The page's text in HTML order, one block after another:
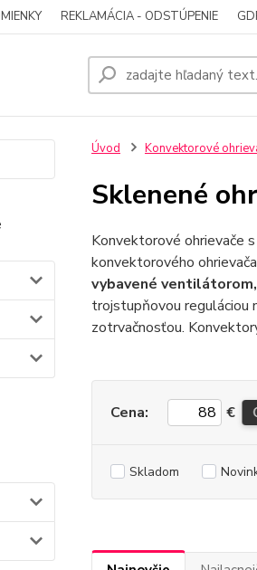
REKLAMÁCIA - ODSTÚPENIE
Úvod Konvektorové
Sklenené
Konvektorové ohrievače
konvektorového
vybavené
trojstupňovou reguláciou
zotrvačnosťou.
Cena: €
Skladom